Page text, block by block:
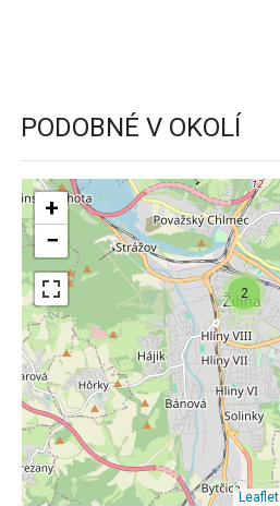
PODOBNÉ V OKOLÍ
2
+
−
Leaflet